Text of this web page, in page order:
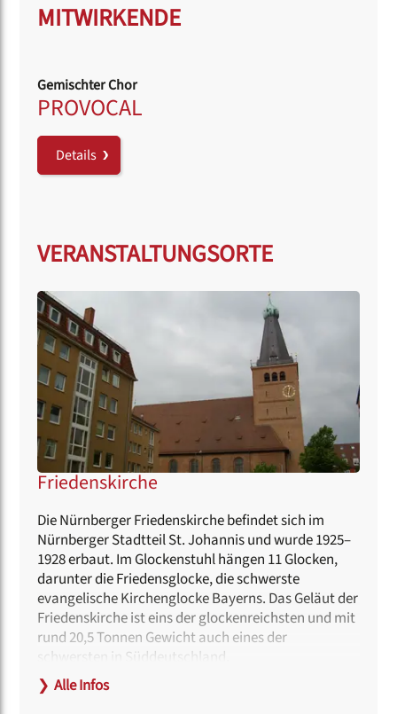
MITWIRKENDE
Gemischter Chor
PROVOCAL
Details
VERANSTALTUNGSORTE
Friedenskirche
Die Nürnberger Friedenskirche befindet sich im
Nürnberger Stadtteil St. Johannis und wurde 1925–
1928 erbaut. Im Glockenstuhl hängen 11 Glocken,
darunter die Friedensglocke, die schwerste
evangelische Kirchenglocke Bayerns. Das Geläut der
Friedenskirche ist eins der glockenreichsten und mit
rund 20,5 Tonnen Gewicht auch eines der
schwersten in Süddeutschland.
Unweit der Kirche befindet sich der Friedhof St.
❯ Alle Infos